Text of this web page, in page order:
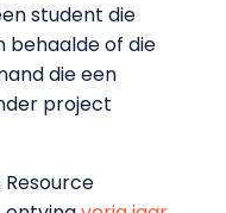
student die
behaalde of die
die een
project